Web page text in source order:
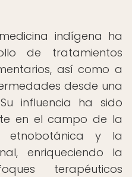
indígena ha
de tratamientos
así como a
desde una
influencia ha sido
en el campo de la
etnobotánica y la
enriqueciendo la
terapéuticos